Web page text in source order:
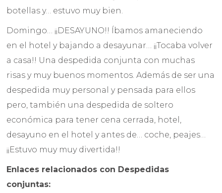
botellas y… estuvo muy bien.
Domingo… ¡¡DESAYUNO!! Íbamos amaneciendo
en el hotel y bajando a desayunar… ¡¡Tocaba volver
a casa!! Una despedida conjunta con muchas
risas y muy buenos momentos. Además de ser una
despedida muy personal y pensada para ellos
pero, también una despedida de soltero
económica para tener cena cerrada, hotel,
desayuno en el hotel y antes de… coche, peajes…
¡¡Estuvo muy muy divertida!!
Enlaces relacionados con Despedidas
conjuntas: